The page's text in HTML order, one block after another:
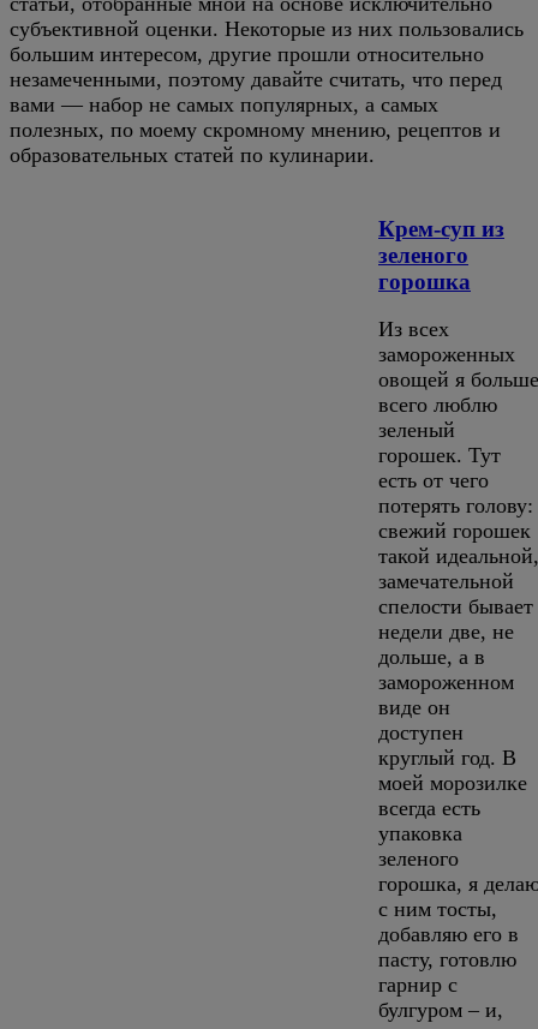
субъективной оценки. Некоторые из них пользовались
большим интересом, другие прошли относительно
незамеченными, поэтому давайте считать, что перед
вами — набор не самых популярных, а самых
полезных, по моему скромному мнению, рецептов и
образовательных статей по кулинарии.
Крем-суп из
зеленого
горошка
Из всех
замороженных
овощей я больше
всего люблю
зеленый
горошек. Тут
есть от чего
потерять голову:
свежий горошек
такой идеальной,
замечательной
спелости бывает
недели две, не
дольше, а в
замороженном
виде он
доступен
круглый год. В
моей морозилке
всегда есть
упаковка
зеленого
горошка, я
с ним тосты,
добавляю его в
пасту, готовлю
гарнир с
булгуром – и,